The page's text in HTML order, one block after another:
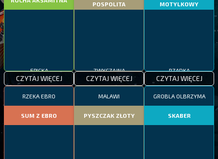
CZYTAJ WIĘCEJ
POSPOLITA
CZYTAJ WIĘCEJ
MOTYLKOWY
CZYTAJ WIĘCEJ
RZEKA EBRO
SUM Z EBRO
MALAWI
PYSZCZAK ZŁOTY
GROBLA OLBRZYMA
SKABER